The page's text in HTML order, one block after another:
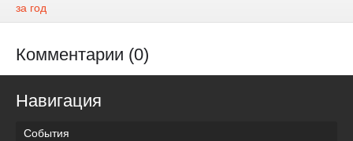
за год
Комментарии (0)
Навигация
События